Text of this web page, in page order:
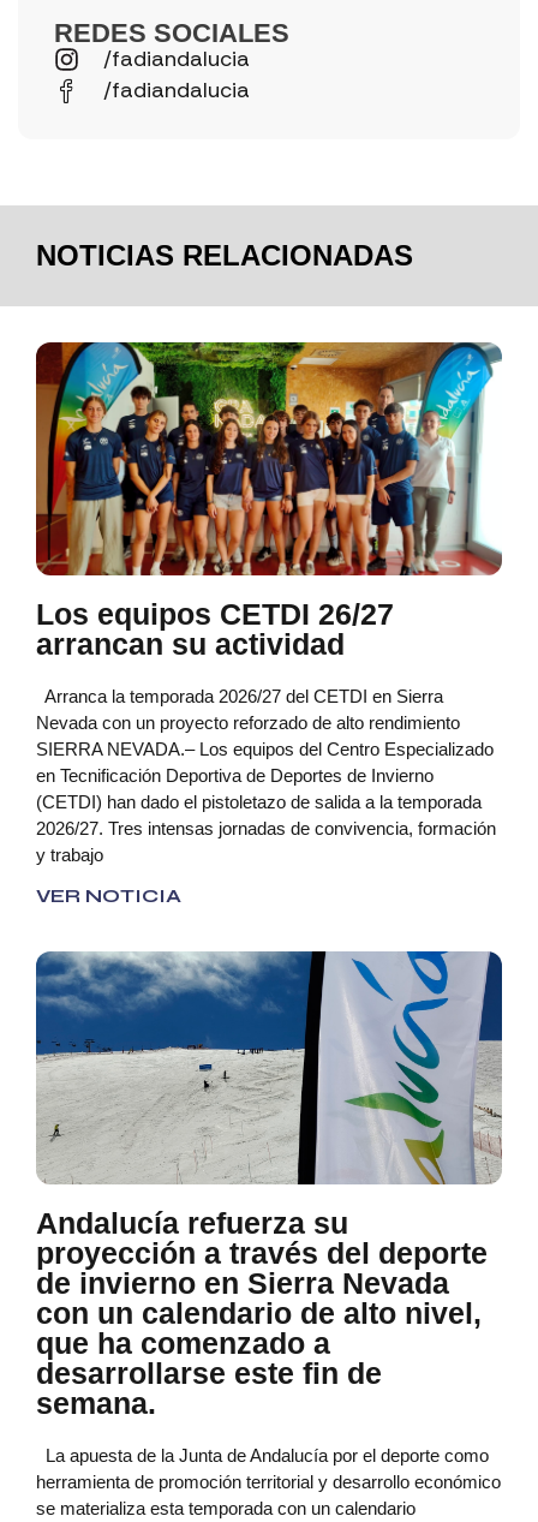
REDES SOCIALES
/fadiandalucia
/fadiandalucia
NOTICIAS RELACIONADAS
Los equipos CETDI 26/27
arrancan su actividad
Arranca la temporada 2026/27 del CETDI en Sierra
Nevada con un proyecto reforzado de alto rendimiento
SIERRA NEVADA.– Los equipos del Centro Especializado
en Tecnificación Deportiva de Deportes de Invierno
(CETDI) han dado el pistoletazo de salida a la temporada
2026/27. Tres intensas jornadas de convivencia, formación
y trabajo
VER NOTICIA
Andalucía refuerza su
proyección a través del deporte
de invierno en Sierra Nevada
con un calendario de alto nivel,
que ha comenzado a
desarrollarse este fin de
semana.
La apuesta de la Junta de Andalucía por el deporte como
herramienta de promoción territorial y desarrollo económico
se materializa esta temporada con un calendario